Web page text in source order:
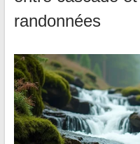
randonnées